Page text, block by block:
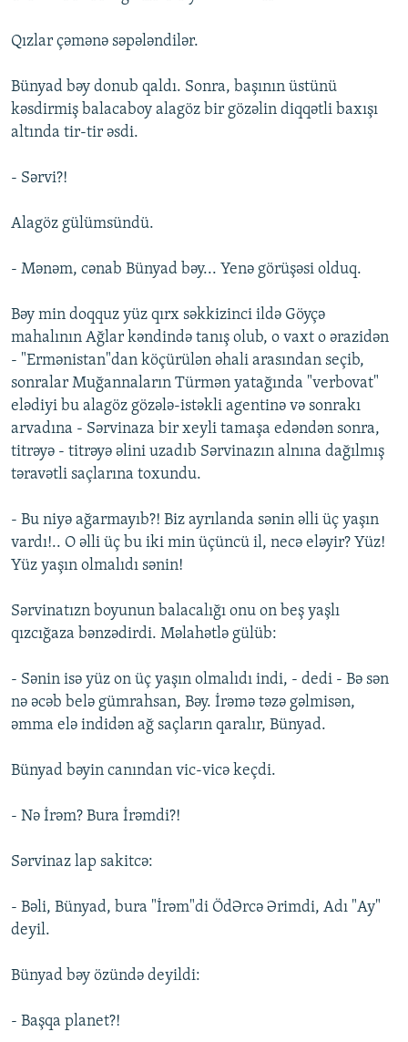
Qızlar çəmənə səpələndilər.
Bünyad bəy donub qaldı. Sonra, başının üstünü
kəsdirmiş balacaboy alagöz bir gözəlin diqqətli baxışı
altında tir-tir əsdi.
- Sərvi?!
Alagöz gülümsündü.
- Mənəm, cənab Bünyad bəy... Yenə görüşəsi olduq.
Bəy min doqquz yüz qırx səkkizinci ildə Göyçə
mahalının Ağlar kəndində tanış olub, o vaxt o ərazidən
- "Ermənistan"dan köçürülən əhali arasından seçib,
sonralar Muğannaların Türmən yatağında "verbovat"
elədiyi bu alagöz gözələ-istəkli agentinə və sonrakı
arvadına - Sərvinaza bir xeyli tamaşa edəndən sonra,
titrəyə - titrəyə əlini uzadıb Sərvinazın alnına dağılmış
təravətli saçlarına toxundu.
- Bu niyə ağarmayıb?! Biz ayrılanda sənin əlli üç yaşın
vardı!.. O əlli üç bu iki min üçüncü il, necə eləyir? Yüz!
Yüz yaşın olmalıdı sənin!
Sərvinatızn boyunun balacalığı onu on beş yaşlı
qızcığaza bənzədirdi. Məlahətlə gülüb:
- Sənin isə yüz on üç yaşın olmalıdı indi, - dedi - Bə sən
nə əcəb belə gümrahsan, Bəy. İrəmə təzə gəlmisən,
əmma elə indidən ağ saçların qaralır, Bünyad.
Bünyad bəyin canından vic-vicə keçdi.
- Nə İrəm? Bura İrəmdi?!
Sərvinaz lap sakitcə:
- Bəli, Bünyad, bura "İrəm"di ÖdƏrcə Ərimdi, Adı "Ay"
deyil.
Bünyad bəy özündə deyildi:
- Başqa planet?!